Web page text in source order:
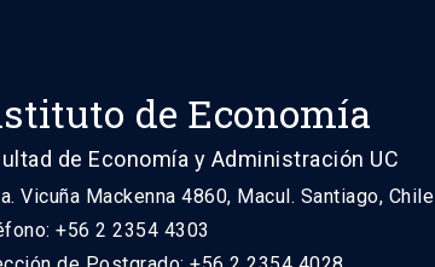
de Economía
de Economía y Administración UC
Vicuña Mackenna 4860, Macul. Santiago, Chile
+56 2 2354 4303